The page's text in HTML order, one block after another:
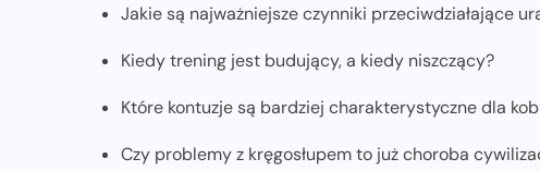
Jakie są najważniejsze czynniki przeciwdziałające
Kiedy trening jest budujący, a kiedy niszczący?
Które kontuzje są bardziej charakterystyczne dla
Czy problemy z kręgosłupem to już choroba